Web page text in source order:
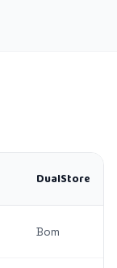
DualStore
Bom